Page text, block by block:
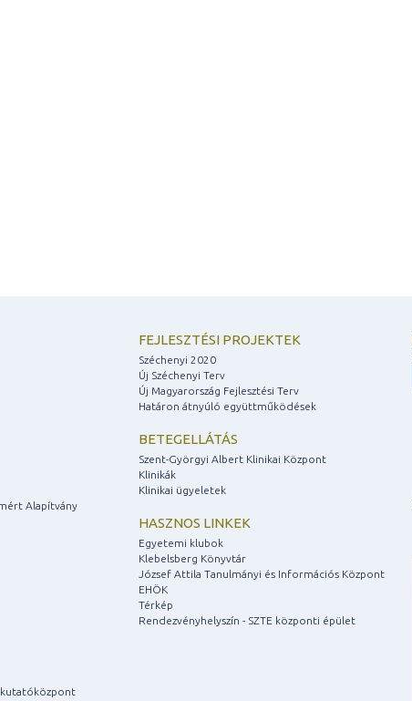
Alapítvány
kutatóközpont
FEJLESZTÉSI PROJEKTEK
Széchenyi 2020
Új Széchenyi Terv
Új Magyarország Fejlesztési Terv
Határon átnyúló együttműködések
BETEGELLÁTÁS
Szent-Györgyi Albert Klinikai Központ
Klinikák
Klinikai ügyeletek
HASZNOS LINKEK
Egyetemi klubok
Klebelsberg Könyvtár
József Attila Tanulmányi és Információs Központ
EHÖK
Térkép
Rendezvényhelyszín - SZTE központi épület